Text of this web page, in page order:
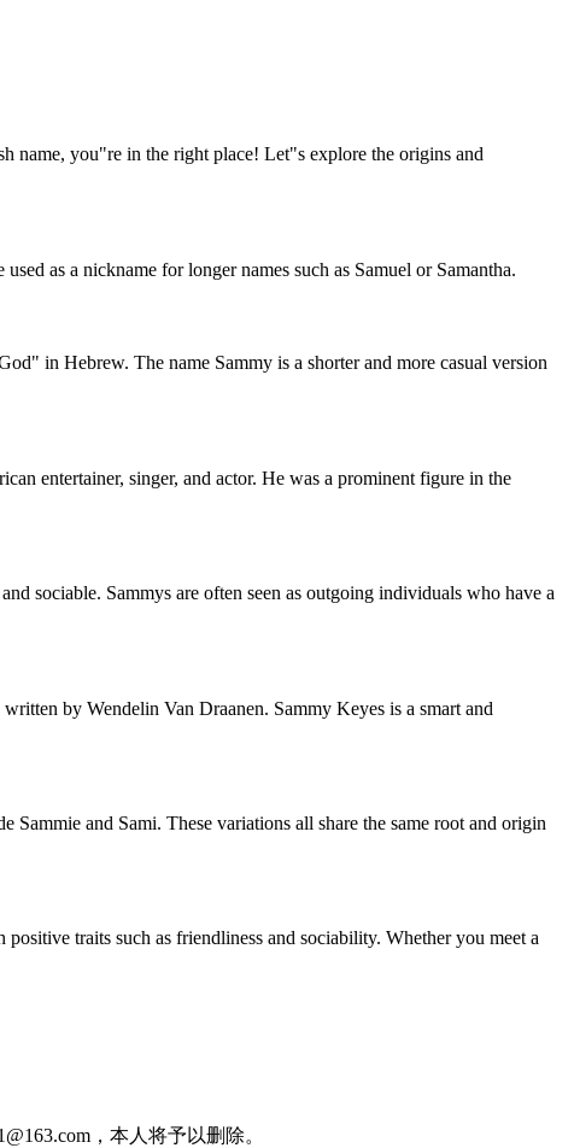
name, you"re in the right place! Let"s explore the origins and
as a nickname for longer names such as Samuel or Samantha.
in Hebrew. The name Sammy is a shorter and more casual version
entertainer, singer, and actor. He was a prominent figure in the
sociable. Sammys are often seen as outgoing individuals who have a
by Wendelin Van Draanen. Sammy Keyes is a smart and
Sammie and Sami. These variations all share the same root and origin
traits such as friendliness and sociability. Whether you meet a
，本人将予以删除。